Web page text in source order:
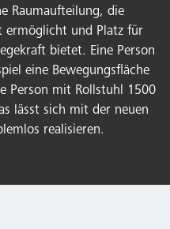
Raumaufteilung, die
ermöglicht und Platz für
bietet. Eine Person
eine Bewegungsfläche
Person mit Rollstuhl 1500
lässt sich mit der neuen
realisieren.